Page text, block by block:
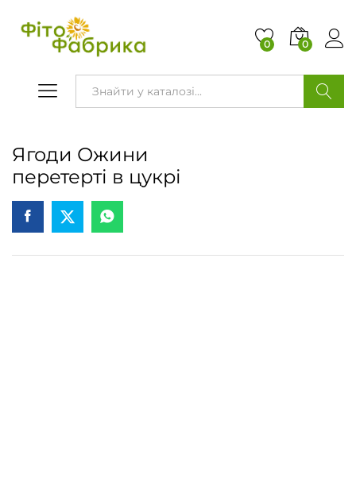
0 0
Ягоди Ожини
перетерті в цукрі